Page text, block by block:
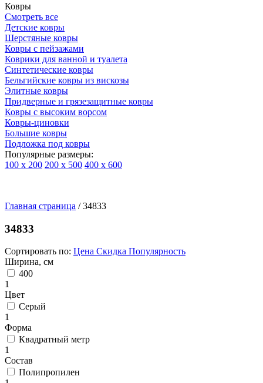
Ковры
Смотреть все
Детские ковры
Шерстяные ковры
Ковры с пейзажами
Коврики для ванной и туалета
Синтетические ковры
Бельгийские ковры из вискозы
Элитные ковры
Придверные и грязезащитные ковры
Ковры с высоким ворсом
Ковры-циновки
Большие ковры
Подложка под ковры
Популярные размеры:
100 х 200 200 х 500 400 х 600
типу
Синтетические
ковры
ковры
Ковры-
Главная страница /34833
34833
Сортировать по: Цена Скидка Популярность
Ширина, см
400
1
Цвет
Серый
1
Форма
Квадратный метр
1
Состав
Полипропилен